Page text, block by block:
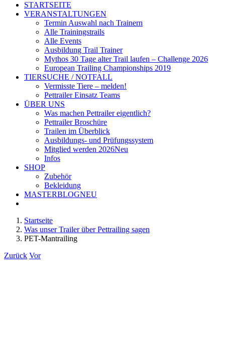
STARTSEITE
VERANSTALTUNGEN
Termin Auswahl nach Trainern
Alle Trainingstrails
Alle Events
Ausbildung Trail Trainer
Mythos 30 Tage alter Trail laufen – Challenge 2026
European Trailing Championships 2019
TIERSUCHE / NOTFALL
Vermisste Tiere – melden!
Pettrailer Einsatz Teams
ÜBER UNS
Was machen Pettrailer eigentlich?
Pettrailer Broschüre
Trailen im Überblick
Ausbildungs- und Prüfungssystem
Mitglied werden 2026Neu
Infos
SHOP
Zubehör
Bekleidung
MASTERBLOGNEU
Startseite
Was unser Trailer über Pettrailing sagen
PET-Mantrailing
Zurück Vor